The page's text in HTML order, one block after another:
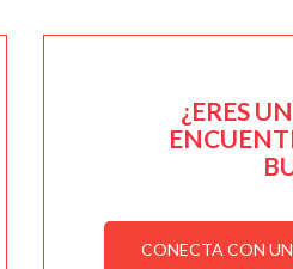
¿ERES
CONECTA CON